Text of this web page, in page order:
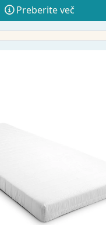
Preberite več